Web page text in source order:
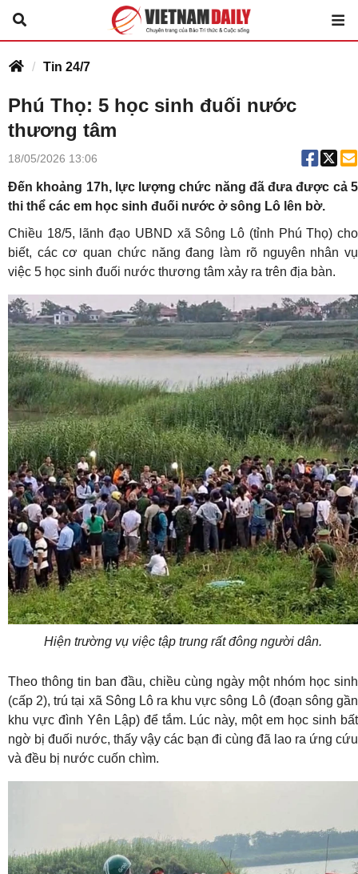
Tin 24/7
Phú Thọ: 5 học sinh đuối nước
thương tâm
18/05/2026 13:06
Đến khoảng 17h, lực lượng chức năng đã đưa được cả 5
thi thể các em học sinh đuối nước ở sông Lô lên bờ.
Chiều 18/5, lãnh đạo UBND xã Sông Lô (tỉnh Phú Thọ) cho
biết, các cơ quan chức năng đang làm rõ nguyên nhân vụ
việc 5 học sinh đuối nước thương tâm xảy ra trên địa bàn.
Hiện trường vụ việc tập trung rất đông người dân.
Theo thông tin ban đầu, chiều cùng ngày một nhóm học sinh
(cấp 2), trú tại xã Sông Lô ra khu vực sông Lô (đoạn sông gần
khu vực đình Yên Lập) để tắm. Lúc này, một em học sinh bất
ngờ bị đuối nước, thấy vậy các bạn đi cùng đã lao ra ứng cứu
và đều bị nước cuốn chìm.